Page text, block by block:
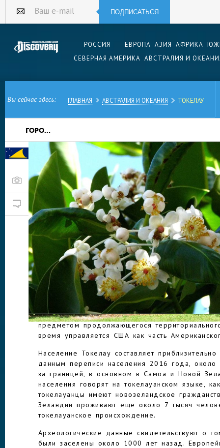
Ваш e-mail ПОДПИСАТЬСЯ
РОССИЯ ЕВРОПА АЗИЯ АФРИКА
СЕВЕРНАЯ АМЕРИКА АВСТРАЛИЯ И
Вы сейчас здесь: ГЛАВНАЯ АВСТРАЛИЯ И ОКЕАНИЯ ТОКЕЛАУ
ГОРОДА:
ТОКЕЛАУ
Токелау – одна из самых удаленных и
мире. Там нет ни аэропорта, ни туристической
уникальные коралловые атоллы делают ее
путешественников.
Токелау имеет статус зависимой территории.
Королевства Новая Зеландия. Глава
Зеландии, представленный в стране
Токелау состоит из трех тропических
Нукунону и Факаофо), общая площадь
– это остров, имеющий вид сплошного
Столица Токелау ежегодно перемещается с
Люди живут в деревнях.
Остров Суэйнс, который является частью того
предметом продолжающегося
время управляется США как часть
Население Токелау составляет
данным переписи населения 2016 года, около
за границей, в основном в Самоа и Новой
населения говорят на токелауанском языке,
токелауанцы имеют новозеландское
Зеландии проживают еще около 7 тысяч
токелауанское происхождение.
Археологические данные свидетельствуют о
были заселены около 1000 лет назад.